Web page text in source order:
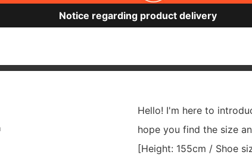
Notice regarding product delivery
Hello! I'm here to
hope you find the size
[Height: 155cm / Shoe